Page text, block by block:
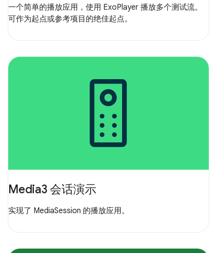
一个简单的播放应用，使用 ExoPlayer 播放多个测试流。
可作为起点或参考项目的绝佳起点。
Media3 会话演示
实现了 MediaSession 的播放应用。